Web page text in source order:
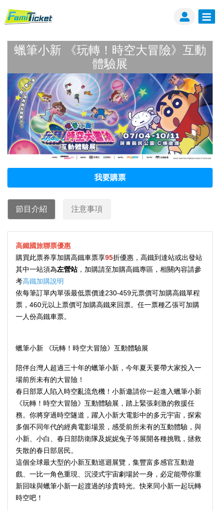
蠟筆小新 《玩轉！時空大冒險》互動
體驗展
蠟筆小新 《玩轉！時空大冒險》互動體驗展
我要購票
節目介紹 注意事項
高鐵國旅聯票優惠
購買此票券享加購高鐵車票享95折優惠，高鐵到達站或出發站
其中一站須為左營站，加購請至加購高鐵專區，相關內容請參
考高鐵加購說明
依每筆訂單內單張最低票價達230-459元票價可加購高鐵單程
票，460元以上票價可加購高鐵來回票。任一票種乙張可加購
一人份高鐵車票。
蠟筆小新 《玩轉！時空大冒險》互動體驗展
陪伴台灣人超過三十年的蠟筆小新，今年夏天要帶大家投入一
場前所未有的大冒險！
春日部眾人陷入時空亂流危機！小新邀請你一起進入蠟筆小新
《玩轉！時空大冒險》互動體驗展，踏上緊張刺激的救援任
務。你將穿過時空隧道，躍入小新大電影中的多元宇宙，探索
多個不同年代的經典電影場景，感受前所未有的互動體驗，與
小新、小白、春日部防衛隊及妮妮兔子等展開各種挑戰，拯救
失散的春日部居民。
這個全球最大型的小新互動巡迴展覽，集豐富多感官互動遊
戲、一比一角色重現、沉浸式宇宙劇場於一身，必定能帶你重
新回味與蠟筆小新一起渡過的珍貴時光。快來同小新一起玩轉
時空吧！